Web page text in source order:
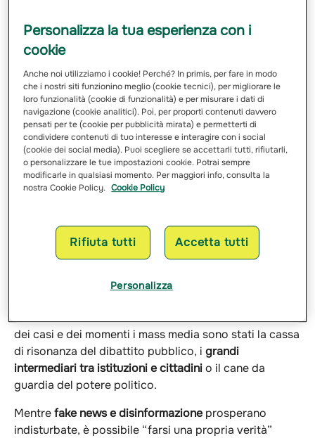
(giornalista del Corriere della Sera, esperto di
innovazione tecnologica) e con:
Editoriale de Il Post),Giuseppe De Bellis(Direttore di
SkyTg24),Bianca Arrighini(fondatrice di Factanza),
Francesco Cancellato(Direttore di Fan Page). Il
progetto è realizzato in collaborazione con Groupama
Assicurazioni, tra i principali player del settore
assicurativo in Italia.
Per tre giovedì, il 20 e 27 novembre e giovedì 4
un media specifico:televisione, carta stampata e
social media.
diventando cittadini critici ed elettori ben informati.
dei casi e dei momenti i mass media sono stati la cassa
di risonanza del dibattito pubblico, i grandi
intermediari tra istituzioni e cittadinio il cane da
guardia del potere politico.
Mentrefake news e disinformazione prosperano
indisturbate, è possibile “farsi una propria verità”
Personalizza la tua esperienza con i
cookie
Anche noi utilizziamo i cookie! Perché? In primis, per fare in modo
che i nostri siti funzionino meglio (cookie tecnici), per migliorare le
loro funzionalità (cookie di funzionalità) e per misurare i dati di
navigazione (cookie analitici). Poi, per proporti contenuti davvero
pensati per te (cookie per pubblicità mirata) e permetterti di
condividere contenuti di tuo interesse e interagire con i social
(cookie dei social media). Puoi scegliere se accettarli tutti, rifiutarli,
o personalizzare le tue impostazioni cookie. Potrai sempre
modificarle in qualsiasi momento. Per maggiori info, consulta la
nostra Cookie Policy. Cookie Policy
Rifiuta tutti Accetta tutti
Personalizza